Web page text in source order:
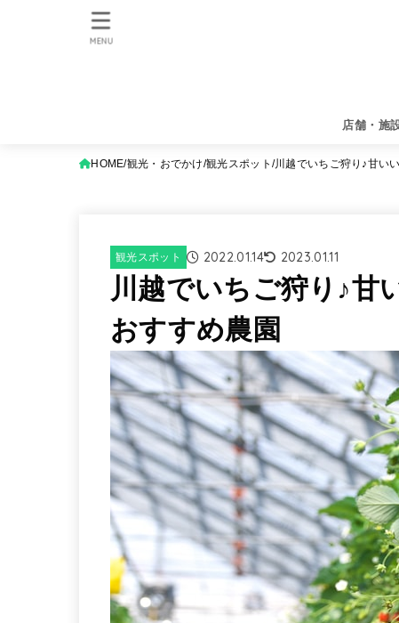
店舗・施
MENU
HOME 観光・おでかけ 観光スポット 川越でいちご狩り♪甘い
観光スポット 2022.01.14 2023.01.11
川越でいちご狩り♪甘
おすすめ農園